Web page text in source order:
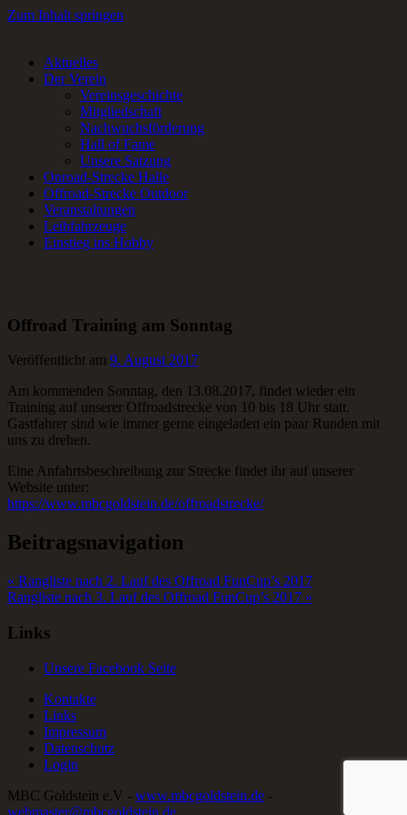
Zum Inhalt springen
RC-Car Verein in Frankfurt am Main für Offroad- und Onroad RC-
Aktuelles
Der Verein
Vereinsgeschichte
Mitgliedschaft
Nachwuchsförderung
Hall of Fame
Unsere Satzung
Onroad-Strecke Halle
Offroad-Strecke Outdoor
Veranstaltungen
Leihfahrzeuge
Einstieg ins Hobby
Offroad Training am Sonntag
Veröffentlicht am 9. August 2017
Am kommenden Sonntag, den 13.08.2017, findet wieder ein
Training auf unserer Offroadstrecke von 10 bis 18 Uhr statt.
Gastfahrer sind wie immer gerne eingeladen ein paar Runden mit
uns zu drehen.
Eine Anfahrtsbeschreibung zur Strecke findet ihr auf unserer
Website unter:
https://www.mbcgoldstein.de/offroadstrecke/
Beitragsnavigation
« Rangliste nach 2. Lauf des Offroad FunCup’s 2017
Rangliste nach 3. Lauf des Offroad FunCup’s 2017 »
Links
Unsere Facebook Seite
Kontakte
Links
Impressum
Datenschutz
Login
MBC Goldstein e.V - www.mbcgoldstein.de -
webmaster@mbcgoldstein.de